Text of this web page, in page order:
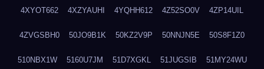
4XYOT662 4XZYAUHI 4YQHH612 4Z52SO0V 4ZP14UIL
4ZVGSBH0 50JO9B1K 50KZ2V9P 50NNJN5E 50S8F1Z0
510NBX1W 5160U7JM 51D7XGKL 51JUGSIB 51MY24WU